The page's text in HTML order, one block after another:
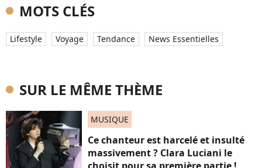
MOTS CLÉS
Lifestyle Voyage Tendance News Essentielles
SUR LE MÊME THÈME
MUSIQUE
Ce chanteur est harcelé et insulté
massivement ? Clara Luciani le